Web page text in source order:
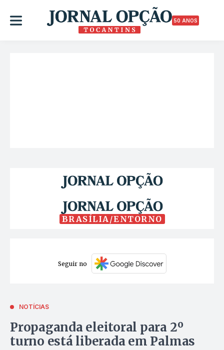
50 ANOS
BRASÍLIA/ENTORNO
Seguir no
NOTÍCIAS
Propaganda eleitoral para 2º
turno está liberada em Palmas